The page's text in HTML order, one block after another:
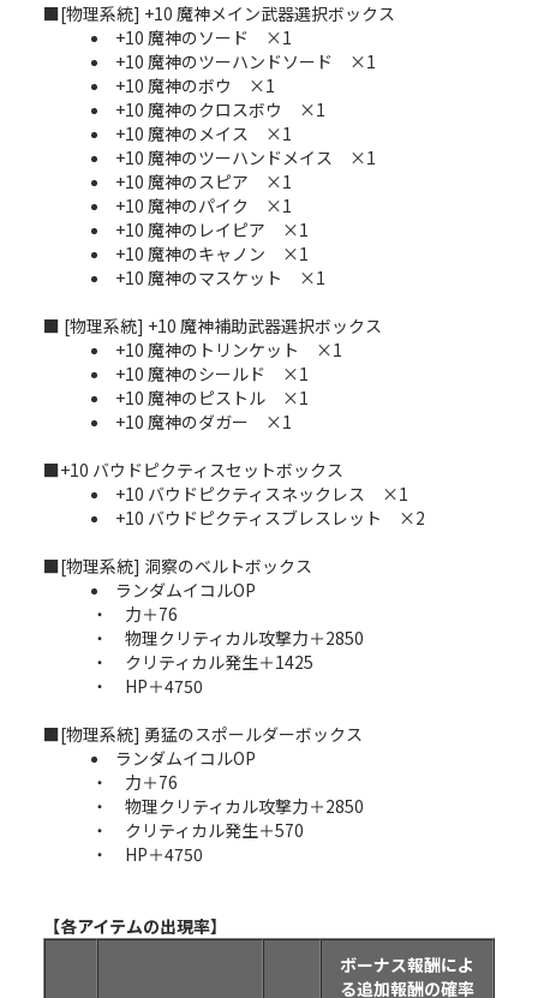
■[物理系統] +10 魔神メイン武器選択ボックス
+10 魔神のソード ×1
+10 魔神のツーハンドソード ×1
+10 魔神のボウ ×1
+10 魔神のクロスボウ ×1
+10 魔神のメイス ×1
+10 魔神のツーハンドメイス ×1
+10 魔神のスピア ×1
+10 魔神のパイク ×1
+10 魔神のレイピア ×1
+10 魔神のキャノン ×1
+10 魔神のマスケット ×1
■ [物理系統] +10 魔神補助武器選択ボックス
+10 魔神のトリンケット ×1
+10 魔神のシールド ×1
+10 魔神のピストル ×1
+10 魔神のダガー ×1
■+10 バウドピクティスセットボックス
+10 バウドピクティスネックレス ×1
+10 バウドピクティスブレスレット ×2
■[物理系統] 洞察のベルトボックス
ランダムイコルOP
・ 力＋76
・ 物理クリティカル攻撃力＋2850
・ クリティカル発生＋1425
・ HP＋4750
■[物理系統] 勇猛のスポールダーボックス
ランダムイコルOP
・ 力＋76
・ 物理クリティカル攻撃力＋2850
・ クリティカル発生＋570
・ HP＋4750
【各アイテムの出現率】
ボーナス報酬によ
る追加報酬の確率